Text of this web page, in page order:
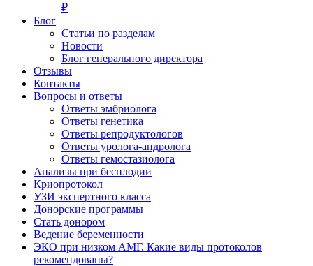
₽
Блог
Статьи по разделам
Новости
Блог генерального директора
Отзывы
Контакты
Вопросы и ответы
Ответы эмбриолога
Ответы генетика
Ответы репродуктологов
Ответы уролога-андролога
Ответы гемостазиолога
Анализы при бесплодии
Криопротокол
УЗИ экспертного класса
Донорские программы
Стать донором
Ведение беременности
ЭКО при низком АМГ. Какие виды протоколов
рекомендованы?